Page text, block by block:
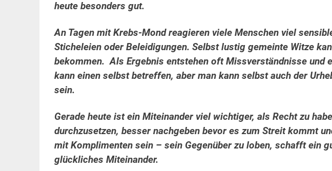
heute besonders gut.
An Tagen mit Krebs-Mond reagieren viele Menschen viel
Sticheleien oder Beleidigungen. Selbst lustig gemeinte Witze
bekommen. Als Ergebnis entstehen oft Missverständnisse und
kann einen selbst betreffen, aber man kann selbst auch der
sein.
Gerade heute ist ein Miteinander viel wichtiger, als Recht zu
durchzusetzen, besser nachgeben bevor es zum Streit kommt
mit Komplimenten sein – sein Gegenüber zu loben, schafft ein
glückliches Miteinander.